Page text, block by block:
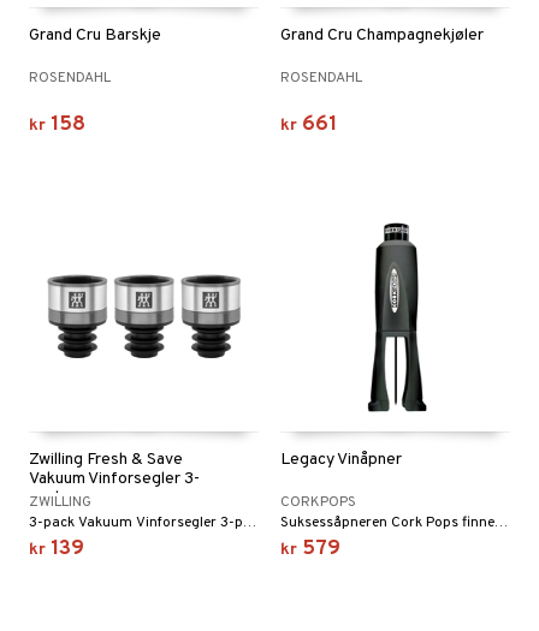
Grand Cru Barskje
ROSENDAHL
kr 158
Grand Cru Champagnekjøler
ROSENDAHL
kr 661
Zwilling Fresh & Save
Vakuum Vinforsegler 3-
pack
ZWILLING
3-pack Vakuum Vinforsegler 3-pakning fra Zwilling Fresh & Save.
kr 139
Legacy Vinåpner
CORKPOPS
Suksessåpneren Cork Pops finnes nå også som Cork Pops Legacy.
kr 579